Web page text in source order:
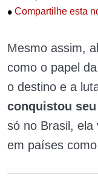
• Compartilhe esta
Mesmo assim,
como o papel
o destino e a
conquistou
só no Brasil, ela
em países como